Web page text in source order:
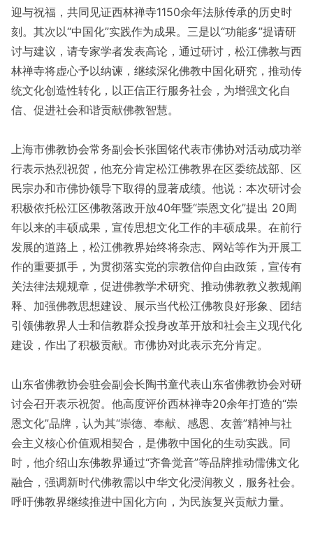
迎与祝福，共同见证西林禅寺1150余年法脉传承的历史时
刻。其次以“中国化”实践作为成果。三是以“功能多”提请研
讨与建议，请专家学者发表高论，通过研讨，松江佛教与西
林禅寺将虚心予以纳谏，继续深化佛教中国化研究，推动传
统文化创造性转化，以正信正行服务社会，为增强文化自
信、促进社会和谐贡献佛教智慧。
上海市佛教协会常务副会长张国铭代表市佛协对活动成功举
行表示热烈祝贺，他充分肯定松江佛教界在区委统战部、区
民宗办和市佛协领导下取得的显著成绩。他说：本次研讨会
积极依托松江区佛教落政开放40年暨“崇恩文化”提出 20周
年以来的丰硕成果，宣传思想文化工作的丰硕成果。在前行
发展的道路上，松江佛教界始终将杂志、网站等作为开展工
作的重要抓手，为贯彻落实党的宗教信仰自由政策，宣传有
关法律法规规章，促进佛教学术研究、推动佛教教义教规阐
释、加强佛教思想建设、展示当代松江佛教良好形象、团结
引领佛教界人士和信教群众投身改革开放和社会主义现代化
建设，作出了积极贡献。市佛协对此表示充分肯定。
山东省佛教协会驻会副会长陶书童代表山东省佛教协会对研
讨会召开表示祝贺。他高度评价西林禅寺20余年打造的“崇
恩文化”品牌，认为其“崇德、奉献、感恩、友善”精神与社
会主义核心价值观相契合，是佛教中国化的生动实践。同
时，他介绍山东佛教界通过“齐鲁觉音”等品牌推动儒佛文化
融合，强调新时代佛教需以中华文化浸润教义，服务社会。
呼吁佛教界继续推进中国化方向，为民族复兴贡献力量。